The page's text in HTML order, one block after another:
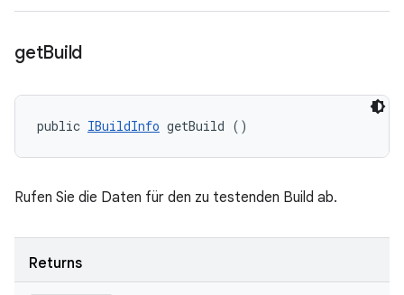
getBuild
public IBuildInfo getBuild ()
Rufen Sie die Daten für den zu testenden Build ab.
Returns